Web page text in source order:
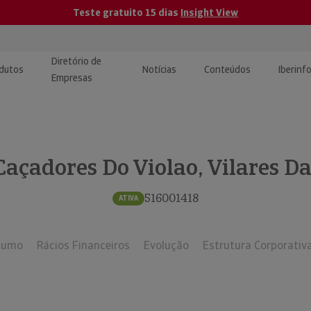
Teste gratuito 15 dias Insight View
e Monitorização de
Diretório de
Empresas
Notícias Conteúdos
| Estudos eDo Violao, Vilares
ATIVA 516001418
Rácios Financeiros Evolução Estrutura Corporativa